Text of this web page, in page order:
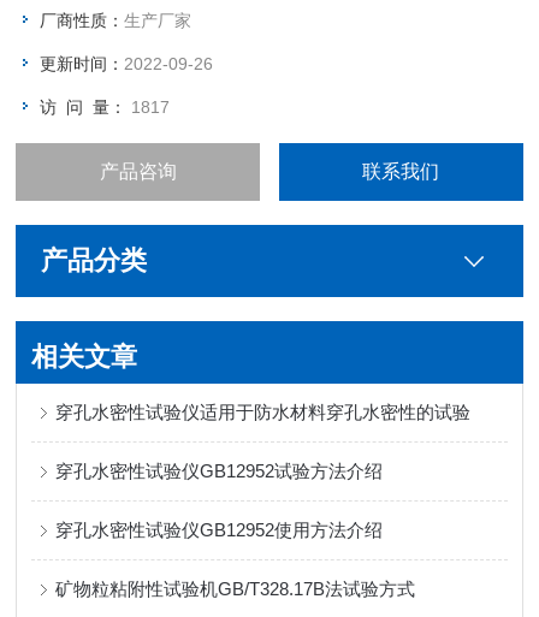
厂商性质：生产厂家
更新时间： 2022-09-26
访 问 量： 1817
产品咨询 联系我们
产品分类
相关文章
穿孔水密性试验仪适用于防水材料穿孔水密性的试验
穿孔水密性试验仪GB12952试验方法介绍
穿孔水密性试验仪GB12952使用方法介绍
矿物粒粘附性试验机GB/T328.17B法试验方式